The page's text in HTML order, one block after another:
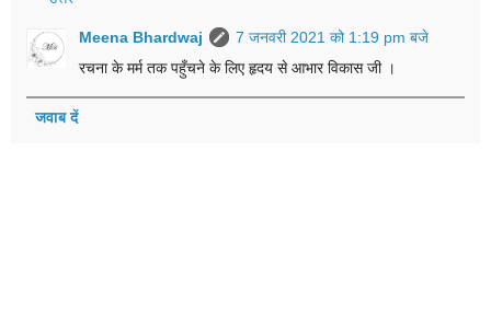
Meena Bhardwaj
7 जनवरी 2021 को 1:19 pm बजे
रचना के मर्म तक पहुँचने के लिए हृदय से आभार विकास जी ।
जवाब दें